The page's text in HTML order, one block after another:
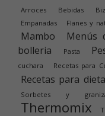
Arroces Bebidas
Empanadas Flanes y
Mambo Menús
bolleria
Pasta
cuchara
Recetas para
Recetas para dieta
Sorbetes y
Thermomix